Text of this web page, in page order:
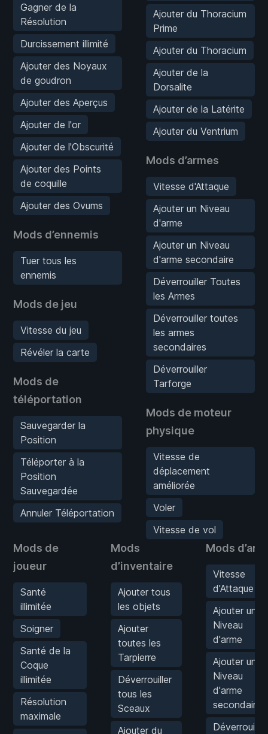
Gagner de la
Résolution
Durcissement illimité
Ajouter des Noyaux
de goudron
Ajouter des Aperçus
Ajouter de l'or
Ajouter de l'Obscurité
Ajouter des Points
de coquille
Ajouter des Ovums
Mods d’ennemis
Tuer tous les
ennemis
Mods de jeu
Vitesse du jeu
Révéler la carte
Mods de
téléportation
Sauvegarder la
Position
Téléporter à la
Position
Sauvegardée
Annuler Téléportation
Ajouter du Thoracium
Prime
Ajouter du Thoracium
Ajouter de la
Dorsalite
Ajouter de la Latérite
Ajouter du Ventrium
Mods d’armes
Vitesse d'Attaque
Ajouter un Niveau
d'arme
Ajouter un Niveau
d'arme secondaire
Déverrouiller Toutes
les Armes
Déverrouiller toutes
les armes
secondaires
Déverrouiller
Tarforge
Mods de moteur
physique
Vitesse de
déplacement
améliorée
Voler
Vitesse de vol
Mods de
joueur
Santé
illimitée
Soigner
Santé de la
Coque
illimitée
Résolution
maximale
Mods
d’inventaire
Ajouter tous
les objets
Ajouter
toutes les
Tarpierre
Déverrouiller
tous les
Sceaux
Ajouter du
Mods
Vitesse
d'Attaque
Ajouter un
Niveau
d'arme
Ajouter un
Niveau
d'arme
secondaire
Déverrouiller